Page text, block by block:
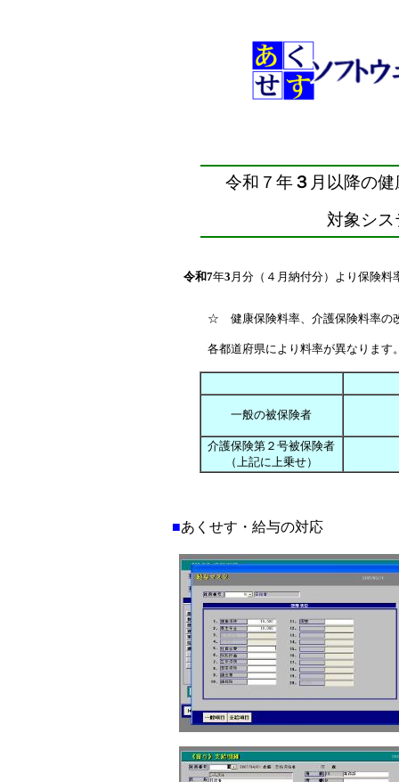
令和７ 年３ 月以降の
対象シ
令和7年3 月分（４月納付分）より保険料
☆ 健康保険料率、介護保険料率の
各都道府県により料率が異なりま
一般の被保険者
介護保険第２号被保険者
（上記に上乗せ）
■あくせす・給与の対応